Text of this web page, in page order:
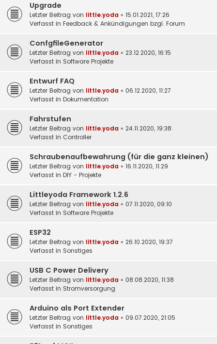
Upgrade
Letzter Beitrag von little.yoda « 15.01.2021, 17:26
Verfasst in Feedback & Ankündigungen bzgl. Forum
ConfgfileGenerator
Letzter Beitrag von little.yoda « 23.12.2020, 16:15
Verfasst in Software Projekte
Entwurf FAQ
Letzter Beitrag von little.yoda « 06.12.2020, 11:27
Verfasst in Dokumentation
Fahrstufen
Letzter Beitrag von little.yoda « 24.11.2020, 19:38
Verfasst in Controller
Schraubenaufbewahrung (für die ganz kleinen)
Letzter Beitrag von little.yoda « 16.11.2020, 11:29
Verfasst in DIY - Projekte
Littleyoda Framework 1.2.6
Letzter Beitrag von little.yoda « 07.11.2020, 09:10
Verfasst in Software Projekte
ESP32
Letzter Beitrag von little.yoda « 26.10.2020, 19:37
Verfasst in Sonstiges
USB C Power Delivery
Letzter Beitrag von little.yoda « 08.08.2020, 11:38
Verfasst in Stromversorgung
Arduino als Port Extender
Letzter Beitrag von little.yoda « 09.07.2020, 21:05
Verfasst in Sonstiges